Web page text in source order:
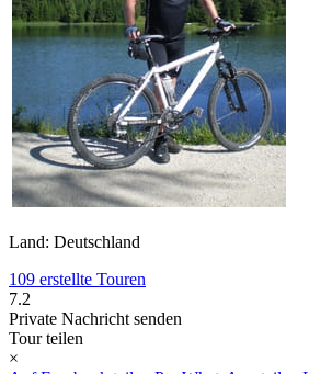
Land: Deutschland
109 erstellte Touren
7.2
Private Nachricht senden
Tour teilen
×